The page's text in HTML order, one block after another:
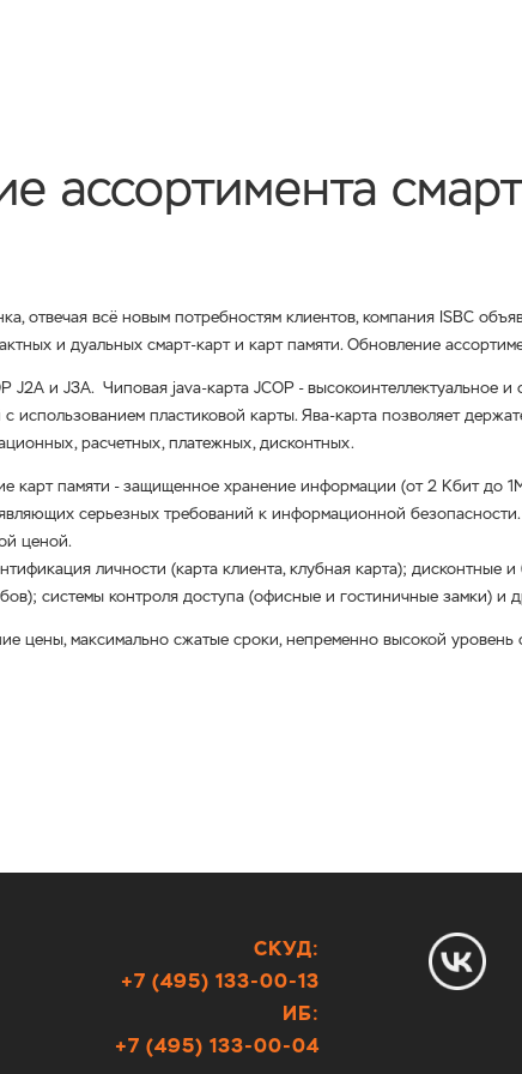
ассортимента
отвечая всё новым потребностям клиентов, компания ISBC
и дуальных смарт-карт и карт памяти. Обновление
J2A и J3A. Чиповая java-карта JCOP - высокоинтеллектуальное и
пластиковой карты. Ява-карта позволяет
расчетных, платежных, дисконтных.
карт памяти - защищенное хранение информации (от 2 Кбит до
серьезных требований к информационной
ценой.
личности (карта клиента, клубная карта); дисконтные
системы контроля доступа (офисные и гостиничные замки) и
цены, максимально сжатые сроки, непременно высокой уровень
СКУД:
+7 (495) 133-00-13
ИБ:
+7 (495) 133-00-04